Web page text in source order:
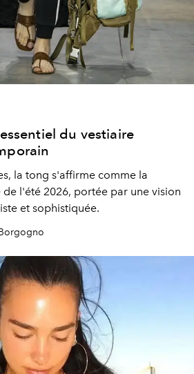
du vestiaire
la tong s'affirme comme la
de l'été 2026, portée par une vision
et sophistiquée.